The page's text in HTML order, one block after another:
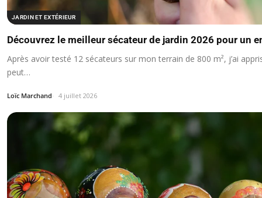
JARDIN ET EXTÉRIEUR
Découvrez le meilleur sécateur de jardin 2026 pour un
Après avoir testé 12 sécateurs sur mon terrain de 800 m², j’ai
peut…
Loïc Marchand 4 juillet 2026